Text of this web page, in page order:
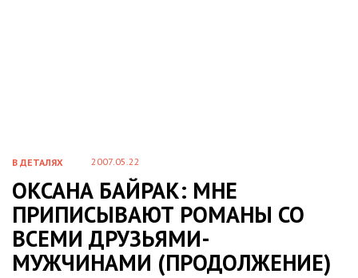
В ДЕТАЛЯХ 2007.05.22
ОКСАНА БАЙРАК: МНЕ
ПРИПИСЫВАЮТ РОМАНЫ СО
ВСЕМИ ДРУЗЬЯМИ-
МУЖЧИНАМИ (ПРОДОЛЖЕНИЕ)